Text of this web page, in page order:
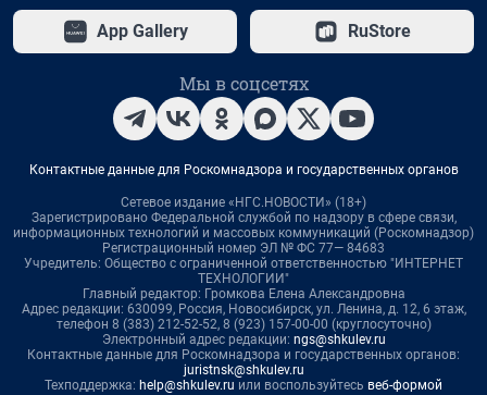
App Gallery RuStore
Мы в соцсетях
Контактные данные для Роскомнадзора и государственных органов
Сетевое издание «НГС.НОВОСТИ» (18+)
Зарегистрировано Федеральной службой по надзору в сфере связи,
информационных технологий и массовых коммуникаций (Роскомнадзор)
Регистрационный номер ЭЛ № ФС 77— 84683
Учредитель: Общество с ограниченной ответственностью "ИНТЕРНЕТ
ТЕХНОЛОГИИ"
Главный редактор: Громкова Елена Александровна
Адрес редакции: 630099, Россия, Новосибирск, ул. Ленина, д. 12, 6 этаж,
телефон 8 (383) 212-52-52, 8 (923) 157-00-00 (круглосуточно)
Электронный адрес редакции: ngs@shkulev.ru
Контактные данные для Роскомнадзора и государственных органов:
juristnsk@shkulev.ru
Техподдержка: help@shkulev.ru или воспользуйтесь веб-формой